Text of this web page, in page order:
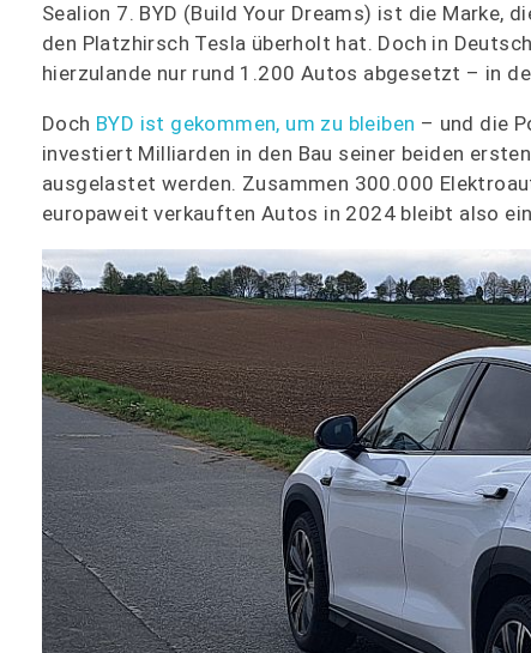
Sealion 7. BYD (Build Your Dreams) ist die
den Platzhirsch Tesla überholt hat. Doch in
hierzulande nur rund 1.200 Autos abgesetzt – in
Doch BYD ist gekommen, um zu bleiben – und die
investiert Milliarden in den Bau seiner beiden
ausgelastet werden. Zusammen 300.000
europaweit verkauften Autos in 2024 bleibt also